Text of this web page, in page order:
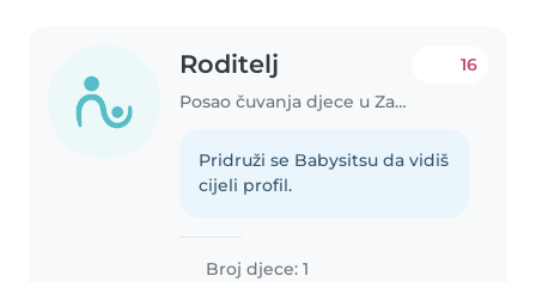
Roditelj
Posao čuvanja djece u Zagreb
16
Pridruži se Babysitsu da vidiš
cijeli profil.
Broj djece: 1